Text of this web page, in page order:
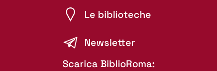
Le biblioteche
Newsletter
Scarica BiblioRoma: